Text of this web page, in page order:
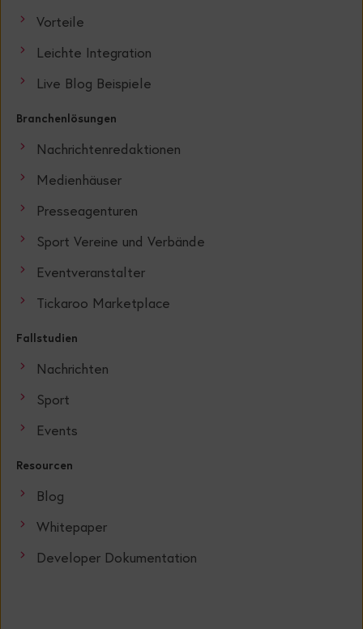
Vorteile
Leichte Integration
Live Blog Beispiele
Branchenlösungen
Nachrichtenredaktionen
Medienhäuser
Presseagenturen
Sport Vereine und Verbände
Eventveranstalter
Tickaroo Marketplace
Fallstudien
Nachrichten
Sport
Events
Resourcen
Blog
Whitepaper
Developer Dokumentation